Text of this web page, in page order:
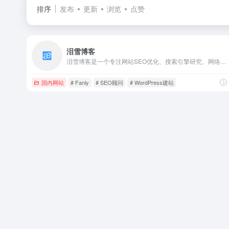
排序 发布 更新 浏览 点赞
泪雪博客
国内网站 # Fanly # SEO顾问 # WordPress建站